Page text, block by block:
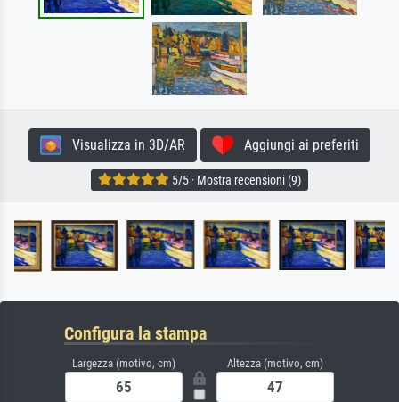
Visualizza in 3D/AR Aggiungi ai preferiti
5/5 · Mostra recensioni (9)
Configura la stampa
Largezza (motivo, cm) Altezza (motivo, cm)